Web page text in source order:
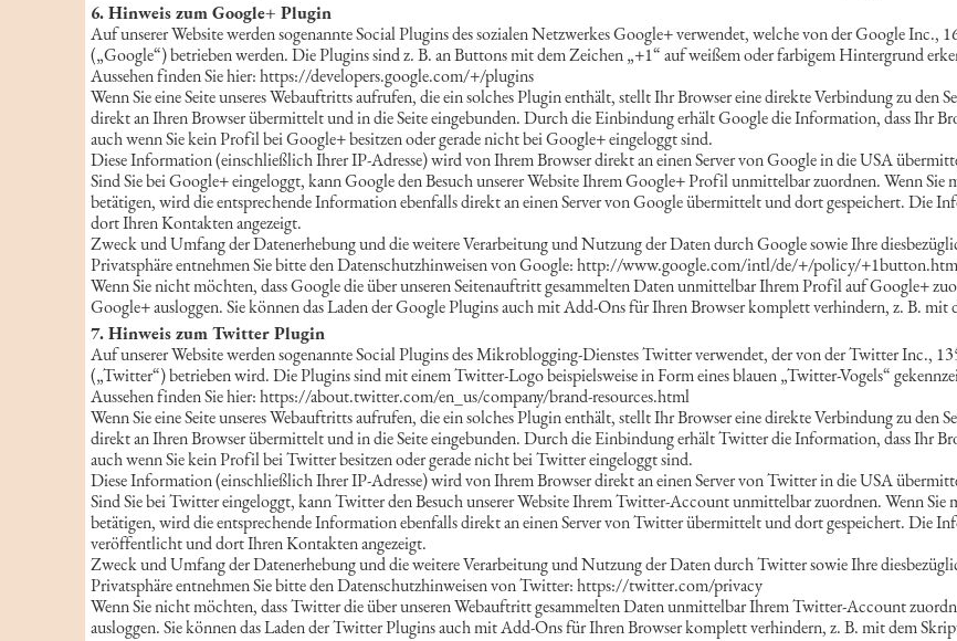
6. Hinweis zum Google+ Plugin
Auf unserer Website werden sogenannte Social Plugins des sozialen Netzwerkes Google+ verwendet, welche von der Google
(„Google“) betrieben werden. Die Plugins sind z. B. an Buttons mit dem Zeichen „+1“ auf weißem oder farbigem Hintergrund
Aussehen finden Sie hier: https://developers.google.com/+/plugins
Wenn Sie eine Seite unseres Webauftritts aufrufen, die ein solches Plugin enthält, stellt Ihr Browser eine direkte Verbindung zu
direkt an Ihren Browser übermittelt und in die Seite eingebunden. Durch die Einbindung erhält Google die Information, dass Ihr
auch wenn Sie kein Profil bei Google+ besitzen oder gerade nicht bei Google+ eingeloggt sind.
Diese Information (einschließlich Ihrer IP-Adresse) wird von Ihrem Browser direkt an einen Server von Google in die USA
Sind Sie bei Google+ eingeloggt, kann Google den Besuch unserer Website Ihrem Google+ Profil unmittelbar zuordnen. Wenn
betätigen, wird die entsprechende Information ebenfalls direkt an einen Server von Google übermittelt und dort gespeichert. Die
dort Ihren Kontakten angezeigt.
Zweck und Umfang der Datenerhebung und die weitere Verarbeitung und Nutzung der Daten durch Google sowie Ihre
Privatsphäre entnehmen Sie bitte den Datenschutzhinweisen von Google: http://www.google.com/intl/de/+/policy/
Wenn Sie nicht möchten, dass Google die über unseren Seitenauftritt gesammelten Daten unmittelbar Ihrem Profil auf Google+
Google+ ausloggen. Sie können das Laden der Google Plugins auch mit Add-Ons für Ihren Browser komplett verhindern, z. B.
7. Hinweis zum Twitter Plugin
Auf unserer Website werden sogenannte Social Plugins des Mikroblogging-Dienstes Twitter verwendet, der von der Twitter Inc.,
(„Twitter“) betrieben wird. Die Plugins sind mit einem Twitter-Logo beispielsweise in Form eines blauen „Twitter-Vogels“
Aussehen finden Sie hier: https://about.twitter.com/en_us/company/brand-resources.html
Wenn Sie eine Seite unseres Webauftritts aufrufen, die ein solches Plugin enthält, stellt Ihr Browser eine direkte Verbindung zu
direkt an Ihren Browser übermittelt und in die Seite eingebunden. Durch die Einbindung erhält Twitter die Information, dass Ihr
auch wenn Sie kein Profil bei Twitter besitzen oder gerade nicht bei Twitter eingeloggt sind.
Diese Information (einschließlich Ihrer IP-Adresse) wird von Ihrem Browser direkt an einen Server von Twitter in die USA
Sind Sie bei Twitter eingeloggt, kann Twitter den Besuch unserer Website Ihrem Twitter-Account unmittelbar zuordnen. Wenn
betätigen, wird die entsprechende Information ebenfalls direkt an einen Server von Twitter übermittelt und dort gespeichert. Die
veröffentlicht und dort Ihren Kontakten angezeigt.
Zweck und Umfang der Datenerhebung und die weitere Verarbeitung und Nutzung der Daten durch Twitter sowie Ihre
Privatsphäre entnehmen Sie bitte den Datenschutzhinweisen von Twitter: https://twitter.com/privacy
Wenn Sie nicht möchten, dass Twitter die über unseren Webauftritt gesammelten Daten unmittelbar Ihrem Twitter-Account
ausloggen. Sie können das Laden der Twitter Plugins auch mit Add-Ons für Ihren Browser komplett verhindern, z. B. mit dem